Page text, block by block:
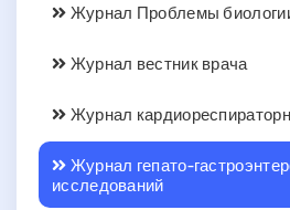
Журнал Проблемы
Журнал вестник врача
Журнал
Журнал гепато-
исследований